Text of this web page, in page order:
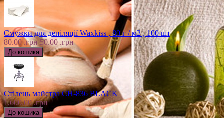
Смужки для депіляції Waxkiss , 80 г / м2 , 100 шт
80.00 .грн 50.00 .грн
Стілець майстра CH-836 BLACK
1,600.00 .грн